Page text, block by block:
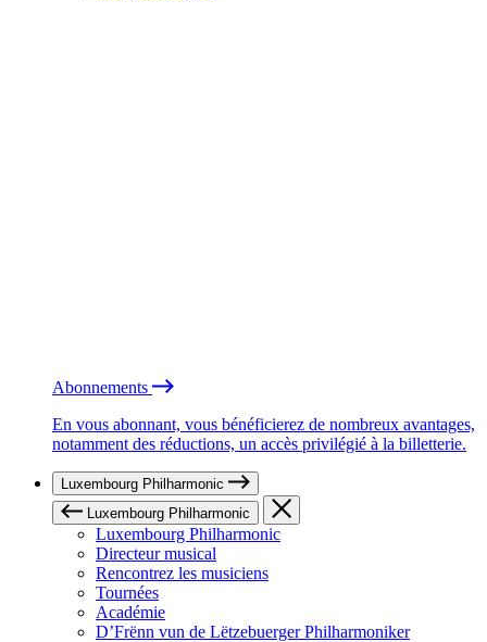
Abonnements
En vous abonnant, vous bénéficierez de nombreux avantages,
notamment des réductions, un accès privilégié à la billetterie.
Luxembourg Philharmonic
Luxembourg Philharmonic
Luxembourg Philharmonic
Directeur musical
Rencontrez les musiciens
Tournées
Académie
D’Frënn vun de Lëtzebuerger Philharmoniker